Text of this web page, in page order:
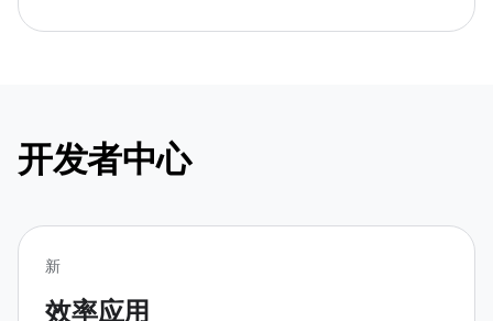
开发者中心
新
效率应用